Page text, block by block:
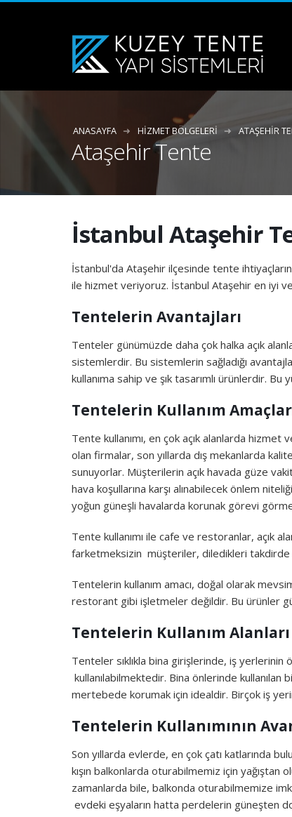
ANASAYFA HIZMET BÖLGELERI ATAŞEHIR
Ataşehir Tente
İstanbul Ataşehir
İstanbul'da Ataşehir ilçesinde tente
ile hizmet veriyoruz. İstanbul Ataşehir en iyi
Tentelerin Avantajları
Tenteler günümüzde daha çok halka açık
sistemlerdir. Bu sistemlerin sağladığı
kullanıma sahip ve şık tasarımlı ürünlerdir.
Tentelerin Kullanım
Tente kullanımı, en çok açık alanlarda
olan firmalar, son yıllarda dış mekanlarda
sunuyorlar. Müşterilerin açık havada güze
hava koşullarına karşı alınabilecek önlem
yoğun güneşli havalarda korunak görevi
Tente kullanımı ile cafe ve restoranlar, açık
farketmeksizin müşteriler, diledikleri takdirde
Tentelerin kullanım amacı, doğal olarak
restorant gibi işletmeler değildir. Bu ürünler
Tentelerin Kullanım Alanları
Tenteler sıklıkla bina girişlerinde, iş
kullanılabilmektedir. Bina önlerinde kullanılan
mertebede korumak için idealdir. Birçok iş
Tentelerin Kullanımının
Son yıllarda evlerde, en çok çatı katlarında
kışın balkonlarda oturabilmemiz için
zamanlarda bile, balkonda oturabilmemize
evdeki eşyaların hatta perdelerin güneşten